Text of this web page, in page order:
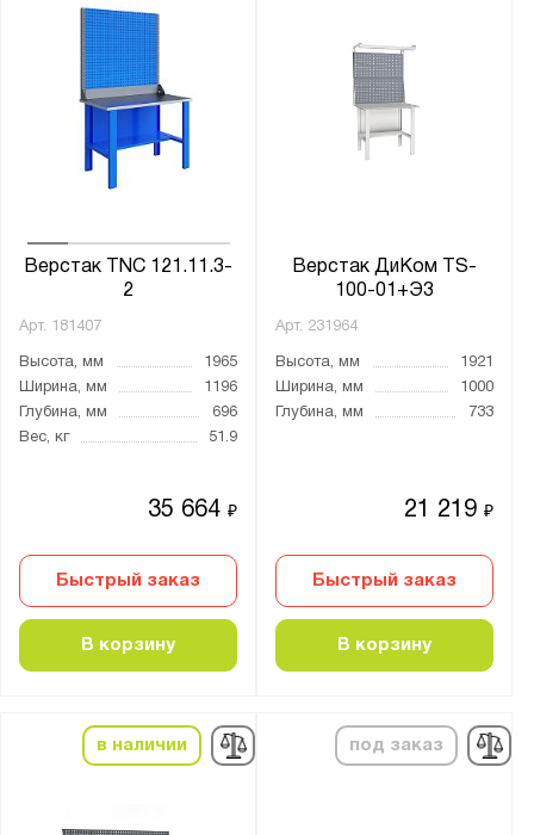
Верстак TNC 121.11.3-
2
Арт. 181407
Высота, мм
1965
Ширина, мм
1196
Глубина, мм
696
Вес, кг
51.9
35 664₽
Быстрый заказ
В корзину
Верстак ДиКом TS-
100-01+Э3
Арт. 231964
Высота, мм
1921
Ширина, мм
1000
Глубина, мм
733
21 219₽
Быстрый заказ
В корзину
в наличии под заказ
41.Б
41.БК1
41.БК2
41.Бу
41.ГР
41.Л
41.С
41.СД
41.Т
41.УПБ
41.Уу
41А.БП
41А.БПВ
41А.БС
41А.ВОО
41А.ВОУ